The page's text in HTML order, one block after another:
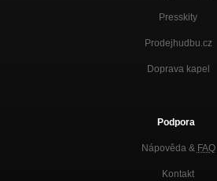
Presskity
Prodejhudbu.cz
Doprava kapel
Podpora
Nápověda & FAQ
Kontakt